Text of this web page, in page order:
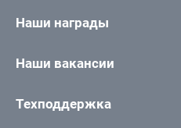
Наши награды
Наши вакансии
Техподдержка